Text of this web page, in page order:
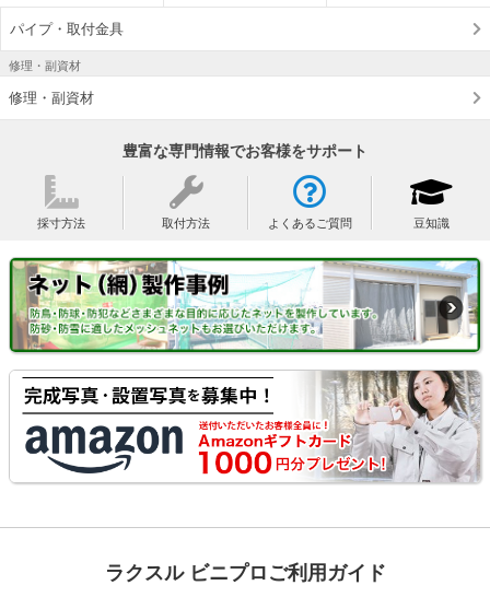
パイプ・取付金具
修理・副資材
修理・副資材
豊富な専門情報でお客様をサポート
採寸方法 取付方法 よくあるご質問 豆知識
ラクスル ビニプロご利用ガイド